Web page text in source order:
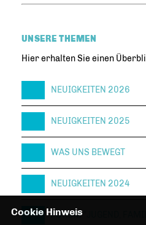
UNSERE THEMEN
Hier erhalten Sie einen
NEUIGKEITEN 2026
NEUIGKEITEN 2025
WAS UNS BEWEGT
NEUIGKEITEN 2024
FORUM "JUGEND,
Cookie Hinweis